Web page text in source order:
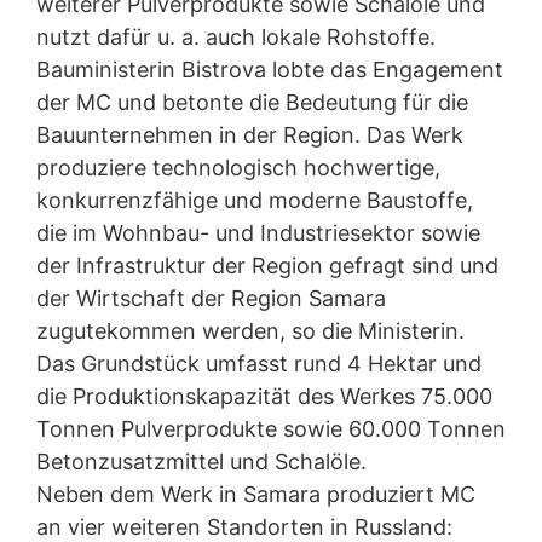
nutzt dafür u. a. auch lokale Rohstoffe.
Bauministerin Bistrova lobte das Engagement
der MC und betonte die Bedeutung für die
Bauunternehmen in der Region. Das Werk
produziere technologisch hochwertige,
konkurrenzfähige und moderne Baustoffe,
die im Wohnbau- und Industriesektor sowie
der Infrastruktur der Region gefragt sind und
der Wirtschaft der Region Samara
zugutekommen werden, so die Ministerin.
Das Grundstück umfasst rund 4 Hektar und
die Produktionskapazität des Werkes 75.000
Tonnen Pulverprodukte sowie 60.000 Tonnen
Betonzusatzmittel und Schalöle.
Neben dem Werk in Samara produziert MC
an vier weiteren Standorten in Russland:
verfügbare Browser-Plugin herunterladen und
installieren:
https://tools.google.com/dlpage/gaoptout?hl=de
Widerspruch gegen Datenerfassung
Sie können die Erfassung Ihrer Daten durch Google
Analytics verhindern, indem Sie auf folgenden Link
klicken. Es wird ein Opt-Out-Cookie gesetzt, der die
Erfassung Ihrer Daten bei zukünftigen Besuchen dieser
Website verhindert:
Google Analytics deaktivieren
Mehr Informationen zum Umgang mit Nutzerdaten bei
Google Analytics finden Sie in der Datenschutzerklärung
von Google:
https://support.google.com/analytics/answ
er/6004245?hl=de
Auftragsdatenverarbeitung
Wir haben mit Google einen Vertrag zur
Auftragsdatenverarbeitung abgeschlossen und setzen
die strengen Vorgaben der deutschen
Datenschutzbehörden bei der Nutzung von Google